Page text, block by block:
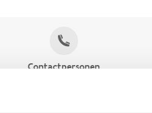
Contactpersonen